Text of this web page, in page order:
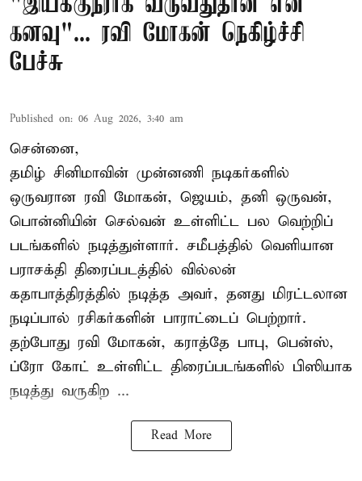
கனவு"... ரவி மோகன் நெகிழ்ச்சி
பேச்சு
Published on: 06 Aug 2026, 3:40 am
சென்னை,
தமிழ் சினிமாவின் முன்னணி நடிகர்களில்
ஒருவரான ரவி மோகன், ஜெயம், தனி ஒருவன்,
பொன்னியின் செல்வன் உள்ளிட்ட பல வெற்றிப்
படங்களில் நடித்துள்ளார். சமீபத்தில் வெளியான
பராசக்தி திரைப்படத்தில் வில்லன்
கதாபாத்திரத்தில் நடித்த அவர், தனது மிரட்டலான
நடிப்பால் ரசிகர்களின் பாராட்டைப் பெற்றார்.
தற்போது ரவி மோகன், கராத்தே பாபு, பென்ஸ்,
ப்ரோ கோட் உள்ளிட்ட திரைப்படங்களில் பிஸியாக
நடித்து வருகிற ...
Read More